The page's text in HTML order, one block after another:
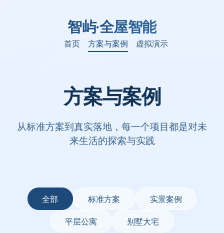
智屿·全屋智能
首页 方案与案例 虚拟演示
方案与案例
从标准方案到真实落地，每一个项目都是对未
来生活的探索与实践
全部 标准方案 实景案例
平层公寓 别墅大宅